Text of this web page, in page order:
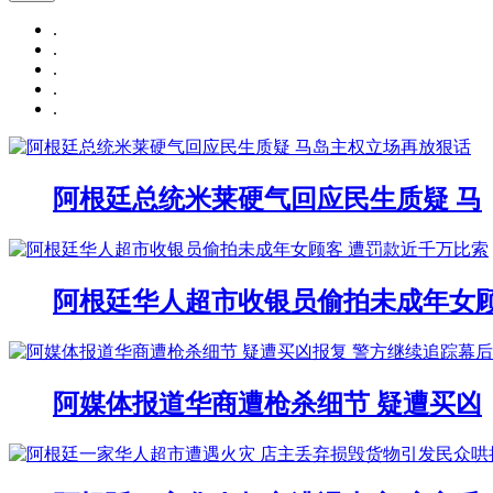
.
.
.
.
.
阿根廷总统米莱硬气回应民生质疑 马
阿根廷华人超市收银员偷拍未成年女
阿媒体报道华商遭枪杀细节 疑遭买凶